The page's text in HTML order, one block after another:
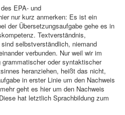
EPA- und
nur kurz anmerken: Es ist ein
der Übersetzungsaufgabe gehe es in
Textverständnis,
selbstverständlich, niemand
verbunden. Nur weil wir im
oder syntaktischer
heranziehen, heißt das nicht,
in erster Linie um den Nachweis
geht es hier um den Nachweis
hat letztlich Sprachbildung zum